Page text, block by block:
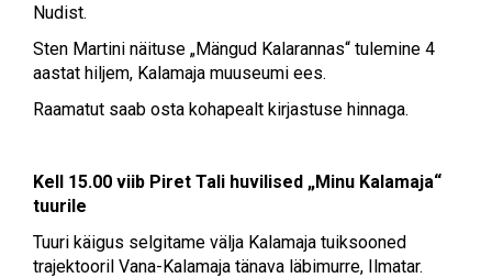
Nudist.
Sten Martini näituse „Mängud Kalarannas“ tulemine 4
aastat hiljem, Kalamaja muuseumi ees.
Raamatut saab osta kohapealt kirjastuse hinnaga.
Kell 15.00 viib Piret Tali huvilised „Minu Kalamaja“
tuurile
Tuuri käigus selgitame välja Kalamaja tuiksooned
trajektooril Vana-Kalamaja tänava läbimurre, Ilmatar.